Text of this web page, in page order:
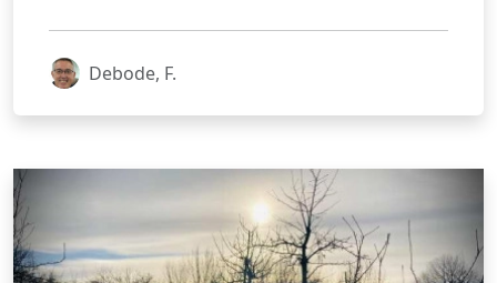
Debode, F.